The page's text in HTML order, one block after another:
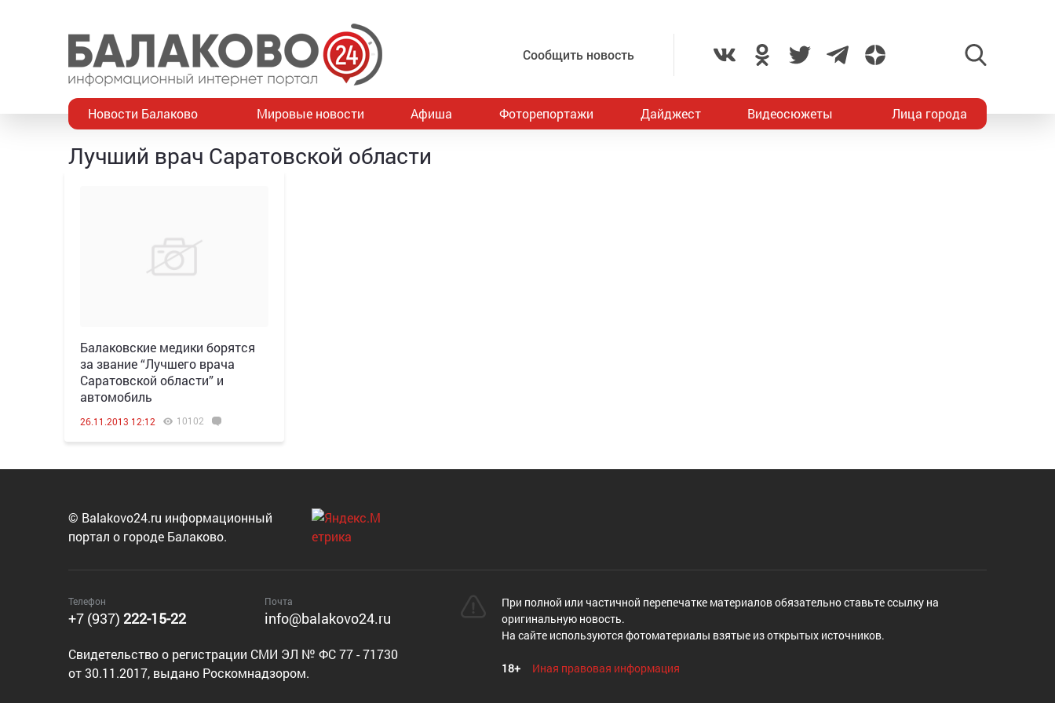
Сообщить новость
Новости Балаково Мировые новости Афиша Фоторепортажи Дайджест Видеосюжеты Лица города
Лучший врач Саратовской области
Балаковские медики борятся
за звание “Лучшего врача
Саратовской области” и
автомобиль
26.11.2013 12:12 10102
© Balakovo24.ru информационный
портал о городе Балаково.
Телефон
+7 (937) 222-15-22
Почта
info@balakovo24.ru
Cвидетельство о регистрации СМИ ЭЛ № ФС 77 - 71730
от 30.11.2017, выдано Роскомнадзором.
При полной или частичной перепечатке материалов обязательно ставьте ссылку на
оригинальную новость.
На сайте используются фотоматериалы взятые из открытых источников.
18+ Иная правовая информация